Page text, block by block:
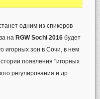
одним из спикеров
на RGW Sochi 2016будет
игорных зон в Сочи, в нем
появления "игорных
регулирования и др.